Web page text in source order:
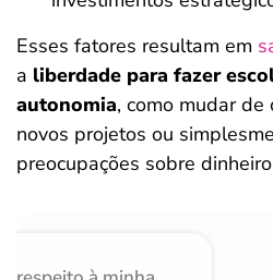
Esses fatores resultam em
a liberdade para fazer
autonomia, como mudar de
novos projetos ou
preocupações sobre